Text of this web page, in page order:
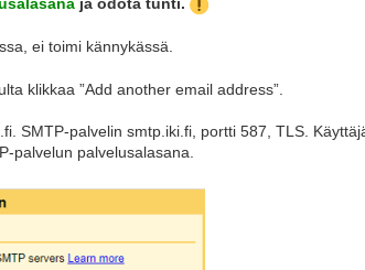
ja odota tunti.
ei toimi kännykässä.
klikkaa ”Add another email address”.
SMTP-palvelin smtp.iki.fi, portti 587, TLS.
palvelun palvelusalasana.